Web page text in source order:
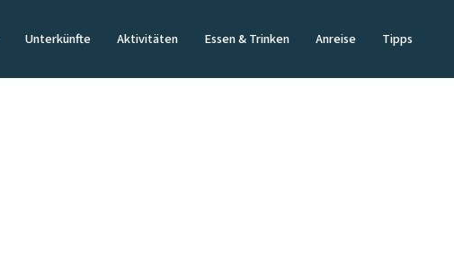
Unterkünfte Aktivitäten Essen & Trinken Anreise Tipps